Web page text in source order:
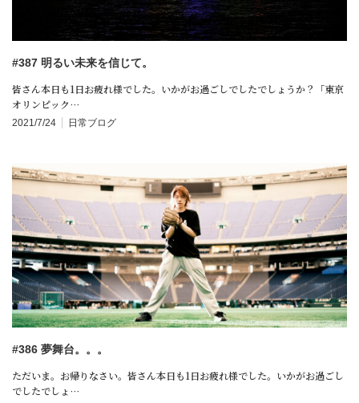
#387 明るい未来を信じて。
皆さん本日も1日お疲れ様でした。いかがお過ごしでしたでしょうか？「東京
オリンピック…
2021/7/24 日常ブログ
#386 夢舞台。。。
ただいま。お帰りなさい。皆さん本日も1日お疲れ様でした。いかがお過ごし
でしたでしょ…